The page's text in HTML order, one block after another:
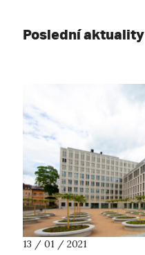
Poslední aktuality
13 / 01 / 2021